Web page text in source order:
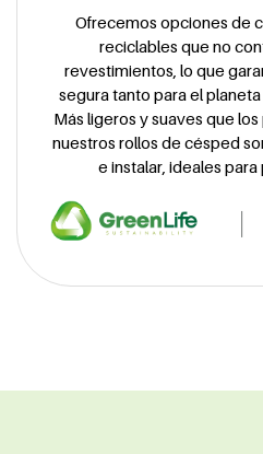
Ofrecemos opciones de
reciclables que no
revestimientos, lo que
segura tanto para el
Más ligeros y suaves que
nuestros rollos de césped
e instalar, ideales